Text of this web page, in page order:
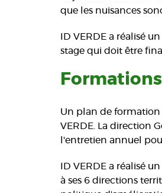
que les nuisances
ID VERDE a réalisé
stage qui doit être
Formations
Un plan de formation
VERDE. La direction
l'entretien annuel
ID VERDE a réalisé
à ses 6 directions